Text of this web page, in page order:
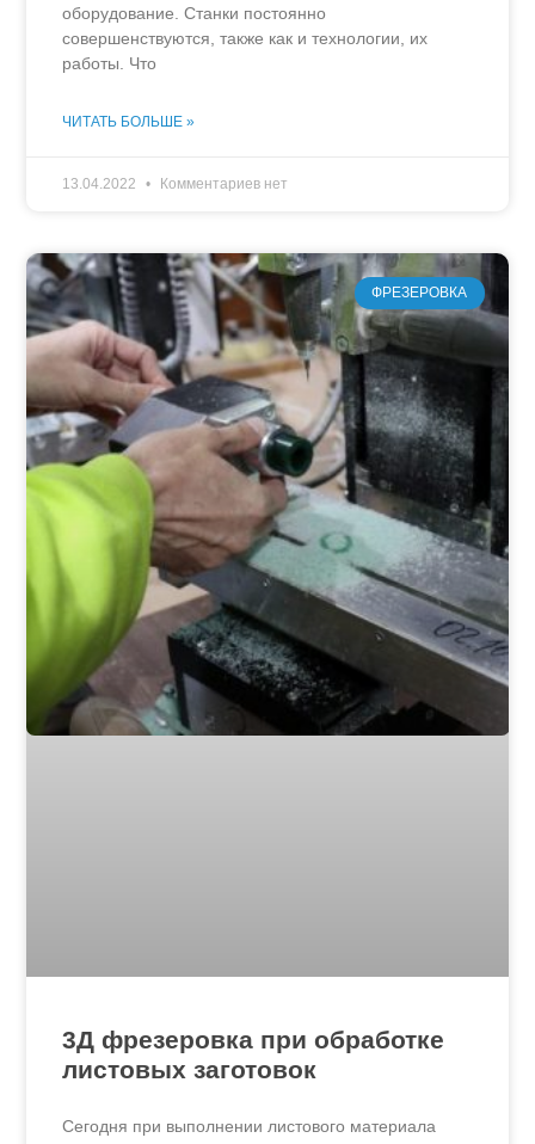
оборудование. Станки постоянно
совершенствуются, также как и технологии, их
работы. Что
ЧИТАТЬ БОЛЬШЕ »
13.04.2022 Комментариев нет
ФРЕЗЕРОВКА
3Д фрезеровка при обработке
листовых заготовок
Сегодня при выполнении листового материала